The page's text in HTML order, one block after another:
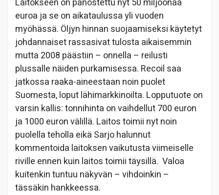
Laitokseen on panostettu nyt 50 miljoonaa
euroa ja se on aikataulussa yli vuoden
myöhässä. Öljyn hinnan suojaamiseksi käytetyt
johdannaiset rassasivat tulosta aikaisemmin
mutta 2008 päästiin – onnella – reilusti
plussalle näiden purkamisessa. Recoil saa
jatkossa raaka-aineestaan noin puolet
Suomesta, loput lähimarkkinoilta. Lopputuote on
varsin kallis: tonnihinta on vaihdellut 700 euron
ja 1000 euron välillä. Laitos toimii nyt noin
puolella teholla eikä Sarjo halunnut
kommentoida laitoksen vaikutusta viimeiselle
riville ennen kuin laitos toimii täysillä. Valoa
kuitenkin tuntuu näkyvän – vihdoinkin –
tässäkin hankkeessa.